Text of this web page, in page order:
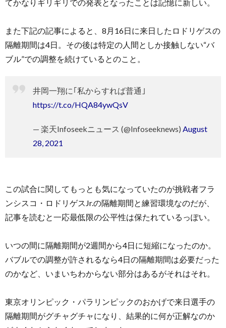
てかなりギリギリでの発表となったことは記憶に新しい。
また下記の記事によると、8月16日に来日したロドリゲスの
隔離期間は4日。その後は特定の人間としか接触しない“バ
ブル”での調整を続けているとのこと。
井岡一翔に｢私からすれば普通｣
https://t.co/HQA84ywQsV
— 楽天Infoseekニュース (@Infoseeknews) August
28, 2021
この試合に関してもっとも気になっていたのが挑戦者フラ
ンシスコ・ロドリゲスJr.の隔離期間と練習環境なのだが、
記事を読むと一応最低限の公平性は保たれているっぽい。
いつの間に隔離期間が2週間から4日に短縮になったのか。
バブルでの調整が許されるなら4日の隔離期間は必要だった
のかなど、いまいちわからない部分はあるがそれはそれ。
東京オリンピック・パラリンピックのおかげで来日選手の
隔離期間がグチャグチャになり、結果的に何が正解なのか